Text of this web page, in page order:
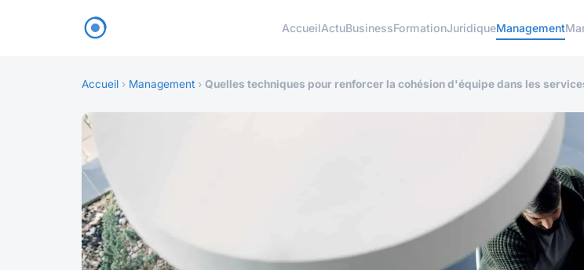
AccueilActuBusinessFormationJuridiqueManagement
Accueil › Management › Quelles techniques pour renforcer la cohésion d'équipe dans les